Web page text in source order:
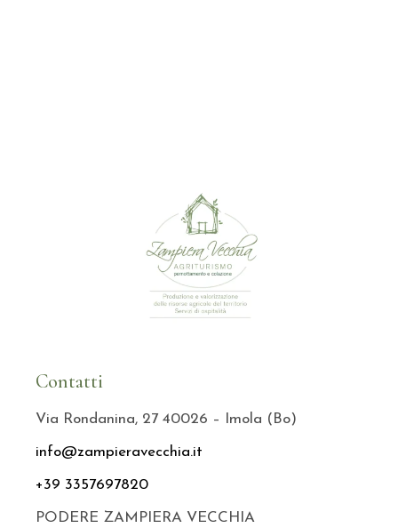
Contatti
Via Rondanina, 27 40026 – Imola (Bo)
info@zampieravecchia.it
+39 3357697820
PODERE ZAMPIERA VECCHIA